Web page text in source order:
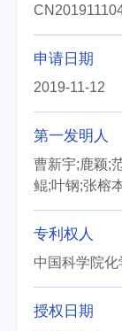
申请日期
2019-11-12
第一发明人
曹新宇;鹿颖;
鲲;叶钢;张榕
专利权人
中国科学院
授权日期